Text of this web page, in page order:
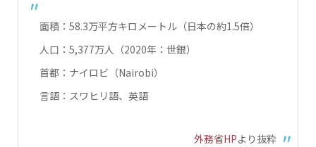
面積：58.3万平方キロメートル（日本の約1.5倍）
人口：5,377万人（2020年：世銀）
首都：ナイロビ（Nairobi）
言語：スワヒリ語、英語
外務省HPより抜粋